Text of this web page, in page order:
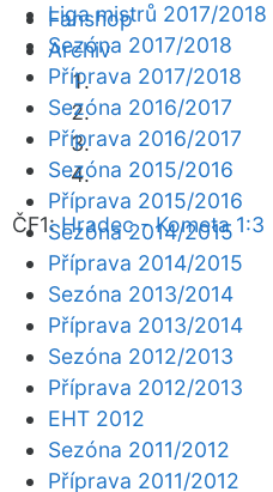
Fanshop
Archiv
ČF1:Hradec - Kometa 1:3
Liga mistrů 2017/2018
Sezóna 2017/2018
Příprava 2017/2018
Sezóna 2016/2017
Příprava 2016/2017
Sezóna 2015/2016
Příprava 2015/2016
Sezóna 2014/2015
Příprava 2014/2015
Sezóna 2013/2014
Příprava 2013/2014
Sezóna 2012/2013
Příprava 2012/2013
EHT 2012
Sezóna 2011/2012
Příprava 2011/2012